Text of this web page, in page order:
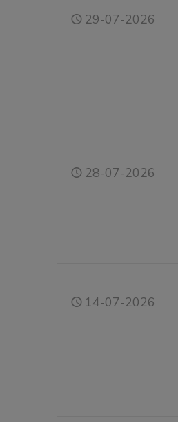
29-07-2026
28-07-2026
14-07-2026